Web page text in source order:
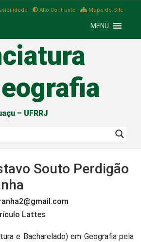
Mapa do Site
Alto Contraste
MENU
– UFRRJ
Souto Perdigão
Lattes
e Bacharelado) em Geografia pela